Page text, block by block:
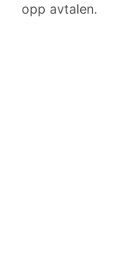
opp avtalen.